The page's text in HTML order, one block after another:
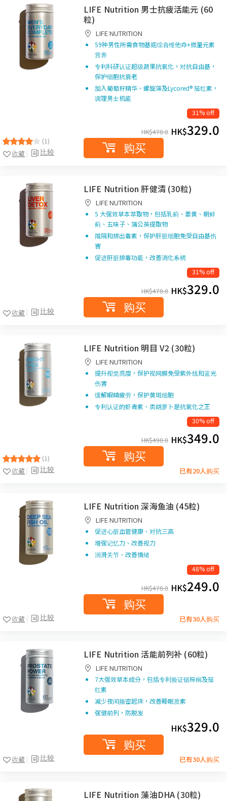
(1)
比较
收藏
LIFE Nutrition 男士抗疲活能元 (60
粒)
LIFE NUTRITION
59种男性所需食物基底综合维他命+微量元素
营养
专利科研认证超级蔬果抗氧化，对抗自由基，
保护细胞抗衰老​
加入葡萄籽精华、螺旋藻及Lycored® 茄红素，
调理男士机能​
31% off
HK$478.0 HK$329.0
购买
比较
收藏
LIFE Nutrition 肝健清 (30粒)
LIFE NUTRITION
5 大强效草本萃取物，包括乳蓟、姜黄、朝鲜
蓟、五味子、蒲公英提取物
阻隔和排出毒素，保护肝脏细胞免受自由基伤
害
促进肝脏排毒功能，改善消化系统
31% off
HK$478.0 HK$329.0
购买
(1)
比较
收藏
LIFE Nutrition 明目 V2 (30粒)
LIFE NUTRITION
提升视觉亮度，保护视网膜免受紫外线和蓝光
伤害
缓解眼睛疲劳，保护黄斑细胞
专利认证的虾青素、类胡萝卜是抗氧化之王
30% off
HK$498.0 HK$349.0
购买
已有20人购买
比较
收藏
LIFE Nutrition 深海鱼油 (45粒)
LIFE NUTRITION
促进心脏血管健康、对抗三高
增强记忆力、改善视力
润滑关节、改善情绪
48% off
HK$478.0 HK$249.0
购买
已有30人购买
比较
收藏
LIFE Nutrition 活能前列补 (60粒)
LIFE NUTRITION
7大强效草本成分，包括专利验证锯棕榈及茄
红素
减少夜间频密起床，改善睡眠质素
强健前列，防脱发
HK$329.0
购买
已有30人购买
LIFE Nutrition 藻油DHA (30粒)